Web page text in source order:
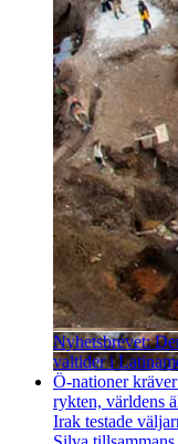
Nyhetsbrevet:
valtider i
Ö-nationer
rykten, världens
Irak testade